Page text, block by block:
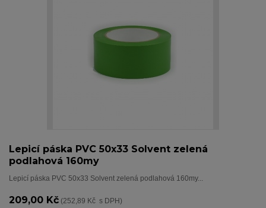
Lepicí páska PVC 50x33 Solvent zelená
podlahová 160my
Lepicí páska PVC 50x33 Solvent zelená podlahová 160my...
209,00 Kč (252,89 Kč s DPH)